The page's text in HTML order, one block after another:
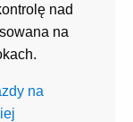
nad
na
na